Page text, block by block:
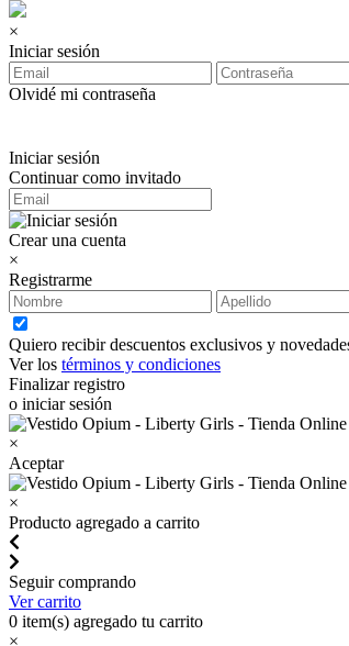
×
Iniciar sesión
Olvidé mi contraseña
Iniciar sesión
Continuar como invitado
Crear una cuenta
×
Registrarme
Quiero recibir descuentos exclusivos y
Ver los términos y condiciones
Finalizar registro
o iniciar sesión
×
Aceptar
×
Producto agregado a carrito
Seguir comprando
Ver carrito
0 item(s) agregado tu carrito
×